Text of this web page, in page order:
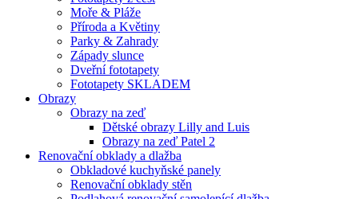
Moře & Pláže
Příroda a Květiny
Parky & Zahrady
Západy slunce
Dveřní fototapety
Fototapety SKLADEM
Obrazy
Obrazy na zeď
Dětské obrazy Lilly and Luis
Obrazy na zeď Patel 2
Renovační obklady a dlažba
Obkladové kuchyňské panely
Renovační obklady stěn